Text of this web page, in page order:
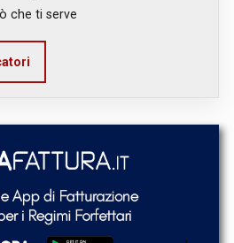
che ti serve